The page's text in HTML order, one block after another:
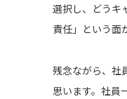
選択し、どうキ
責任」という面
残念ながら、社
思います。社員